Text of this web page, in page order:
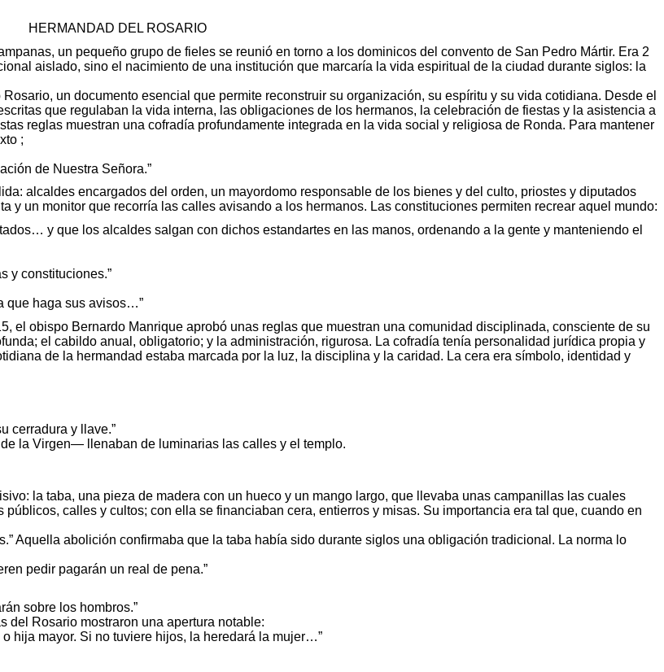
HERMANDAD DEL ROSARIO
un pequeño grupo de fieles se reunió en torno a los dominicos del convento de San Pedro Mártir. Era 2
aislado, sino el nacimiento de una institución que marcaría la vida espiritual de la ciudad durante siglos: la
un documento esencial que permite reconstruir su organización, su espíritu y su vida cotidiana. Desde el
que regulaban la vida interna, las obligaciones de los hermanos, la celebración de fiestas y la asistencia a
reglas muestran una cofradía profundamente integrada en la vida social y religiosa de Ronda. Para mantener
;
de Nuestra Señora.”
alcaldes encargados del orden, un mayordomo responsable de los bienes y del culto, priostes y diputados
y un monitor que recorría las calles avisando a los hermanos. Las constituciones permiten recrear aquel mundo:
y que los alcaldes salgan con dichos estandartes en las manos, ordenando a la gente y manteniendo el
y constituciones.”
que haga sus avisos…”
el obispo Bernardo Manrique aprobó unas reglas que muestran una comunidad disciplinada, consciente de su
el cabildo anual, obligatorio; y la administración, rigurosa. La cofradía tenía personalidad jurídica propia y
de la hermandad estaba marcada por la luz, la disciplina y la caridad. La cera era símbolo, identidad y
cerradura y llave.”
la Virgen— llenaban de luminarias las calles y el templo.
la taba, una pieza de madera con un hueco y un mango largo, que llevaba unas campanillas las cuales
calles y cultos; con ella se financiaban cera, entierros y misas. Su importancia era tal que, cuando en
Aquella abolición confirmaba que la taba había sido durante siglos una obligación tradicional. La norma lo
pedir pagarán un real de pena.”
sobre los hombros.”
del Rosario mostraron una apertura notable:
hija mayor. Si no tuviere hijos, la heredará la mujer…”